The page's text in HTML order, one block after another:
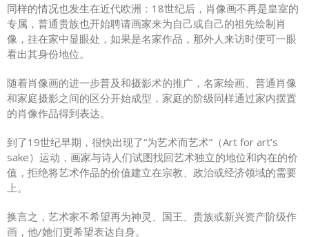
同样的情况也发生在近代欧洲：18世纪后，肖像画不再是皇室的
专属，普通贵族也开始聘请画家来为自己或自己的祖先绘制肖
像，挂在家中显眼处，如果是名家作品，那外人来访时便可一眼
看出其身份地位。
随着肖像画的进一步普及和摄影术的推广，名家绘画、普通肖像
和家庭摄影之间的区分开始成型，家庭的阶级同样通过家内摆置
的肖像作品得到表达。
到了19世纪早期，很快出现了“为艺术而艺术”（Art for art’s
sake）运动，画家与诗人们试图找回艺术独立的地位和内在的价
值，拒绝将艺术作品的价值建立在宗教、政治或经济领域的需要
上。
换言之，艺术家不希望再为神灵、国王、贵族或新兴资产阶级作
画，他/她们更希望表达自身。